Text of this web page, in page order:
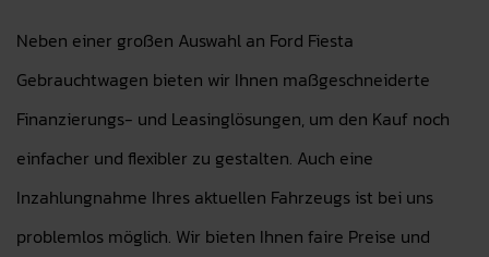
Neben einer großen Auswahl an Ford Fiesta
Gebrauchtwagen bieten wir Ihnen maßgeschneiderte
Finanzierungs- und Leasinglösungen, um den Kauf noch
einfacher und flexibler zu gestalten. Auch eine
Inzahlungnahme Ihres aktuellen Fahrzeugs ist bei uns
problemlos möglich. Wir bieten Ihnen faire Preise und